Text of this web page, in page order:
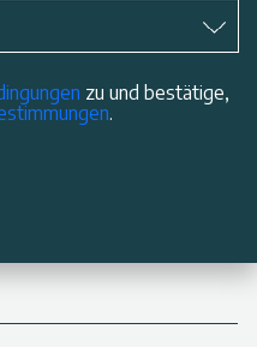
zu und bestätige,
.